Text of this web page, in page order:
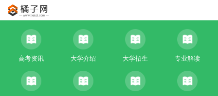
高考资讯 大学介绍 大学招生 专业解读